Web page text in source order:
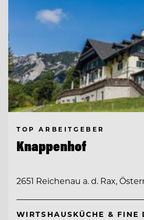
TOP ARBEITGEBER
Knappenhof
2651 Reichenau a. d. Rax,
WIRTSHAUSKÜCHE & FINE